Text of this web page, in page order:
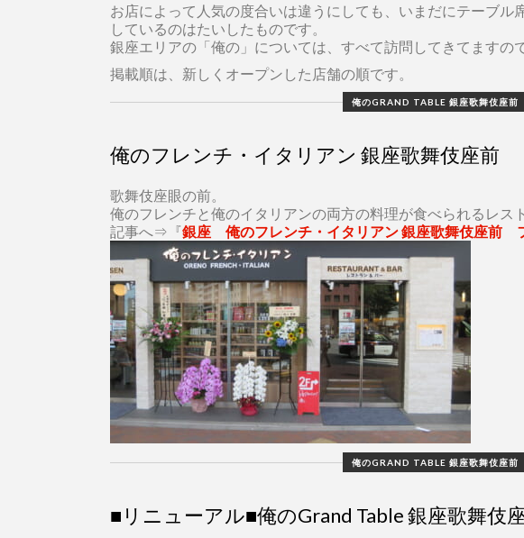
お店によって人気の度合いは違うにしても、いまだにテーブル
しているのはたいしたものです。
銀座エリアの「俺の」については、すべて訪問してきてますの
掲載順は、新しくオープンした店舗の順です。
俺のGRAND TABLE 銀座歌舞伎座前
俺のフレンチ・イタリアン 銀座歌舞伎座前
歌舞伎座眼の前。
俺のフレンチと俺のイタリアンの両方の料理が食べられるレス
記事へ⇒『銀座 俺のフレンチ・イタリアン 銀座歌舞伎座前
俺のGRAND TABLE 銀座歌舞伎座前
■リニューアル■俺のGrand Table 銀座歌舞伎